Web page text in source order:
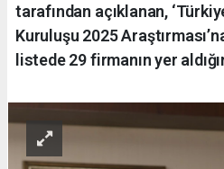
tarafından açıklanan,
Kuruluşu 2025
listede 29 firmanın yer